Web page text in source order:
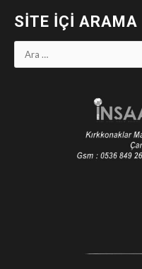
SITE İÇI ARAMA
Arama: